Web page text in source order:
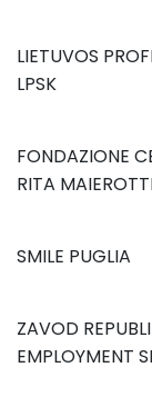
LIETUVOS
LPSK
FONDAZIONE
RITA
SMILE PUGLIA
ZAVOD
EMPLOYMENT